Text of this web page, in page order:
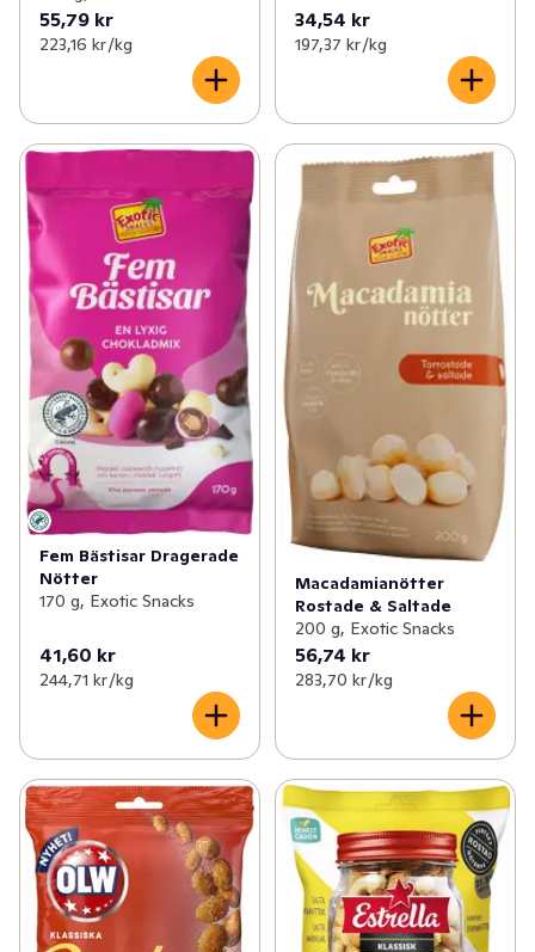
55,79 kr
223,16 kr /kg
34,54 kr
197,37 kr /kg
Fem Bästisar Dragerade
Nötter
170 g, Exotic Snacks
41,60 kr
244,71 kr /kg
Macadamianötter
Rostade & Saltade
200 g, Exotic Snacks
56,74 kr
283,70 kr /kg